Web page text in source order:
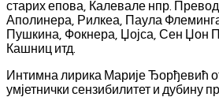
старих епова, Калевале нпр.
Аполинера, Рилкеа, Паула
Пушкина, Фокнера, Џојса, Сен Џон
Кашниц итд.
Интимна лирика Марије Ђорђевић
умјетнички сензибилитет и дубину